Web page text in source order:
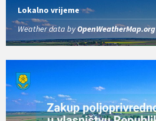
Lokalno vrijeme
Weather data byOpenWeatherMap.org